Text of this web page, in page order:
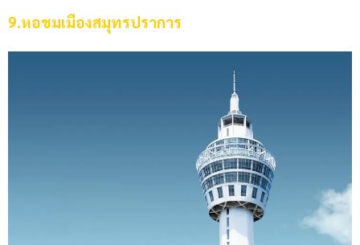
9.หอชมเมืองสมุทรปราการ